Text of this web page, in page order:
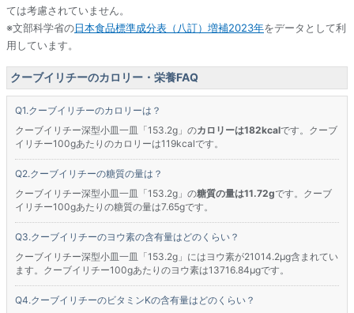
ては考慮されていません。
※文部科学省の日本食品標準成分表（八訂）増補2023年をデータとして利
用しています。
クーブイリチーのカロリー・栄養FAQ
クーブイリチーのカロリーは？
クーブイリチー深型小皿一皿「153.2g」のカロリーは182kcalです。クーブ
イリチー100gあたりのカロリーは119kcalです。
クーブイリチーの糖質の量は？
クーブイリチー深型小皿一皿「153.2g」の糖質の量は11.72gです。クーブ
イリチー100gあたりの糖質の量は7.65gです。
クーブイリチーのヨウ素の含有量はどのくらい？
クーブイリチー深型小皿一皿「153.2g」にはヨウ素が21014.2μg含まれてい
ます。クーブイリチー100gあたりのヨウ素は13716.84μgです。
クーブイリチーのビタミンKの含有量はどのくらい？